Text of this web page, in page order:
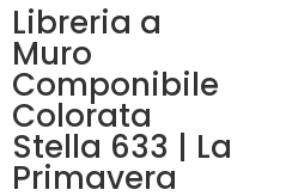
Libreria a
Muro
Componibile
Colorata
Stella 633 | La
Primavera